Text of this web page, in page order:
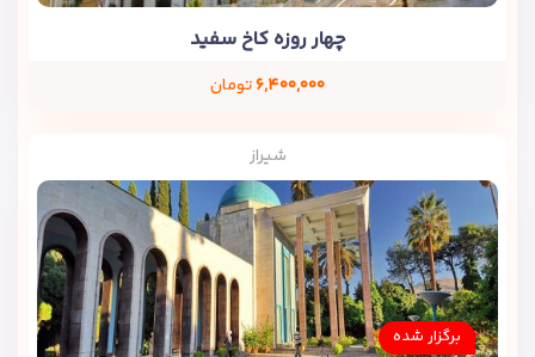
چهار روزه کاخ سفید
۶,۴۰۰,۰۰۰تومان
شیراز
برگزار شده